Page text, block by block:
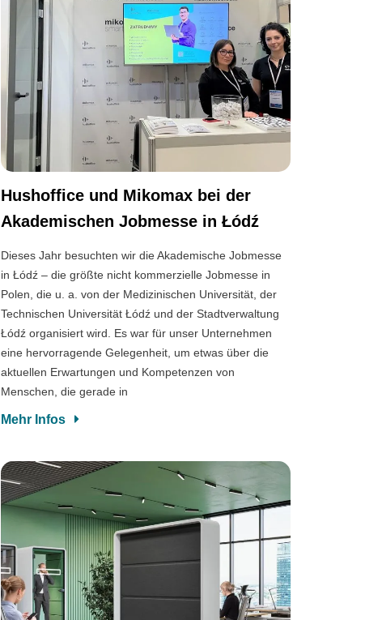
Hushoffice und Mikomax bei der
Akademischen Jobmesse in Łódź
Dieses Jahr besuchten wir die Akademische Jobmesse
in Łódź – die größte nicht kommerzielle Jobmesse in
Polen, die u. a. von der Medizinischen Universität, der
Technischen Universität Łódź und der Stadtverwaltung
Łódź organisiert wird. Es war für unser Unternehmen
eine hervorragende Gelegenheit, um etwas über die
aktuellen Erwartungen und Kompetenzen von
Menschen, die gerade in
Mehr Infos